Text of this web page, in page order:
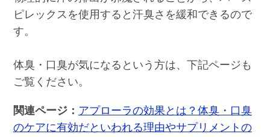
ピレックスを使用すると汗臭さを緩和できるので
す。
体臭・口臭が気になるという方は、下記ページも
ご覧ください。
関連ページ： アプローラの効果とは？体臭・口臭
のケアに有効だといわれる理由やサプリメントの